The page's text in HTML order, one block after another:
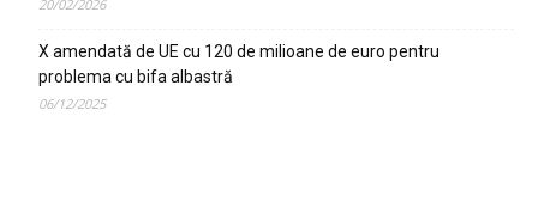
20/02/2026
X amendată de UE cu 120 de milioane de euro pentru
problema cu bifa albastră
06/12/2025